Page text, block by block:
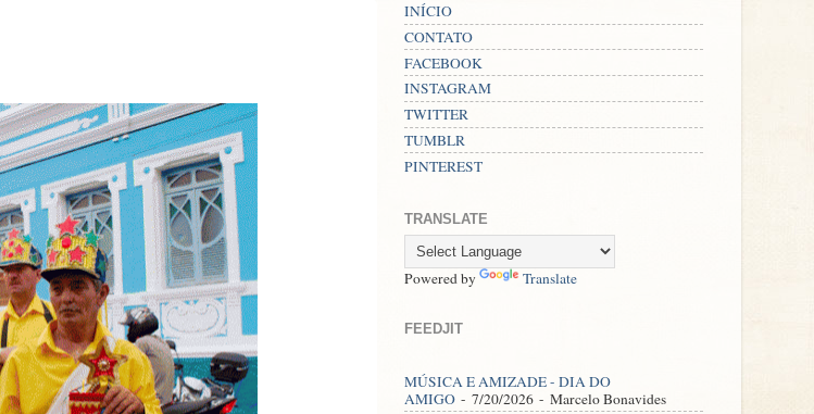
INÍCIO
CONTATO
FACEBOOK
INSTAGRAM
TWITTER
TUMBLR
PINTEREST
TRANSLATE
Powered by Translate
FEEDJIT
MÚSICA E AMIZADE - DIA DO
AMIGO - 7/20/2026 - Marcelo Bonavides